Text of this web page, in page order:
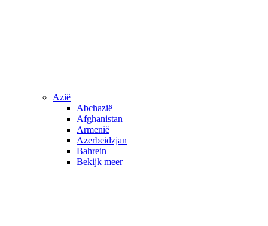
Azië
Abchazië
Afghanistan
Armenië
Azerbeidzjan
Bahrein
Bekijk meer